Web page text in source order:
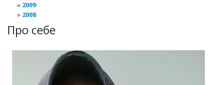
2009
2008
Про себе